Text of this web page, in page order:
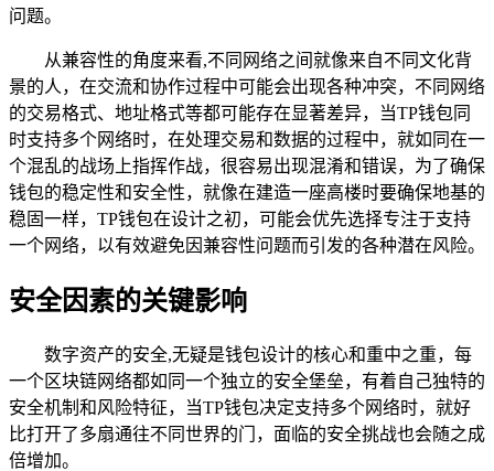
问题。
从兼容性的角度来看,不同网络之间就像来自不同文化背
景的人，在交流和协作过程中可能会出现各种冲突，不同网络
的交易格式、地址格式等都可能存在显著差异，当TP钱包同
时支持多个网络时，在处理交易和数据的过程中，就如同在一
个混乱的战场上指挥作战，很容易出现混淆和错误，为了确保
钱包的稳定性和安全性，就像在建造一座高楼时要确保地基的
稳固一样，TP钱包在设计之初，可能会优先选择专注于支持
一个网络，以有效避免因兼容性问题而引发的各种潜在风险。
安全因素的关键影响
数字资产的安全,无疑是钱包设计的核心和重中之重，每
一个区块链网络都如同一个独立的安全堡垒，有着自己独特的
安全机制和风险特征，当TP钱包决定支持多个网络时，就好
比打开了多扇通往不同世界的门，面临的安全挑战也会随之成
倍增加。